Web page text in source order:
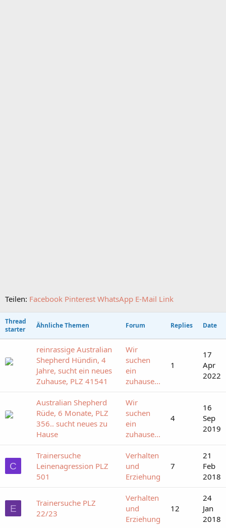
Teilen: Facebook Pinterest WhatsApp E-Mail Link
Thread
starter
Ähnliche Themen Forum Replies Date
reinrassige Australian
Shepherd Hündin, 4
Jahre, sucht ein neues
Zuhause, PLZ 41541
Wir
suchen
ein
zuhause...
1
17
Apr
2022
Australian Shepherd
Rüde, 6 Monate, PLZ
356.. sucht neues zu
Hause
Wir
suchen
ein
zuhause...
4
16
Sep
2019
C
Trainersuche
Leinenagression PLZ
501
Verhalten
und
Erziehung
7
21
Feb
2018
E
Trainersuche PLZ
22/23
Verhalten
und
Erziehung
12
24
Jan
2018